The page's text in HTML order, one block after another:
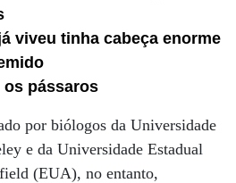
viveu tinha cabeça enorme
pássaros
por biólogos da Universidade
e da Universidade Estadual
(EUA), no entanto,